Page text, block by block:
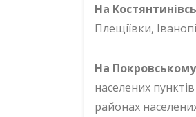
На
Плещіївки,
На
населених
районах